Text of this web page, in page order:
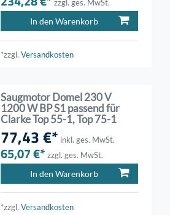
zzgl. ges. MwSt.
In den Warenkorb
*zzgl.Versandkosten
Saugmotor Domel 230 V
1200 W BP S1 passend für
Clarke Top 55-1, Top 75-1
77,43 €* inkl. ges. MwSt.
65,07 €* zzgl. ges. MwSt.
In den Warenkorb
*zzgl.Versandkosten